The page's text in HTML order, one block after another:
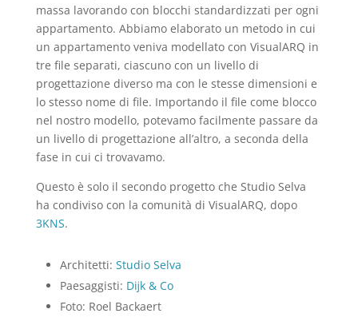
massa lavorando con blocchi standardizzati per ogni
appartamento. Abbiamo elaborato un metodo in cui
un appartamento veniva modellato con VisualARQ in
tre file separati, ciascuno con un livello di
progettazione diverso ma con le stesse dimensioni e
lo stesso nome di file. Importando il file come blocco
nel nostro modello, potevamo facilmente passare da
un livello di progettazione all’altro, a seconda della
fase in cui ci trovavamo.
Questo è solo il secondo progetto che Studio Selva
ha condiviso con la comunità di VisualARQ, dopo
3KNS.
Architetti: Studio Selva
Paesaggisti: Dĳk & Co
Foto: Roel Backaert